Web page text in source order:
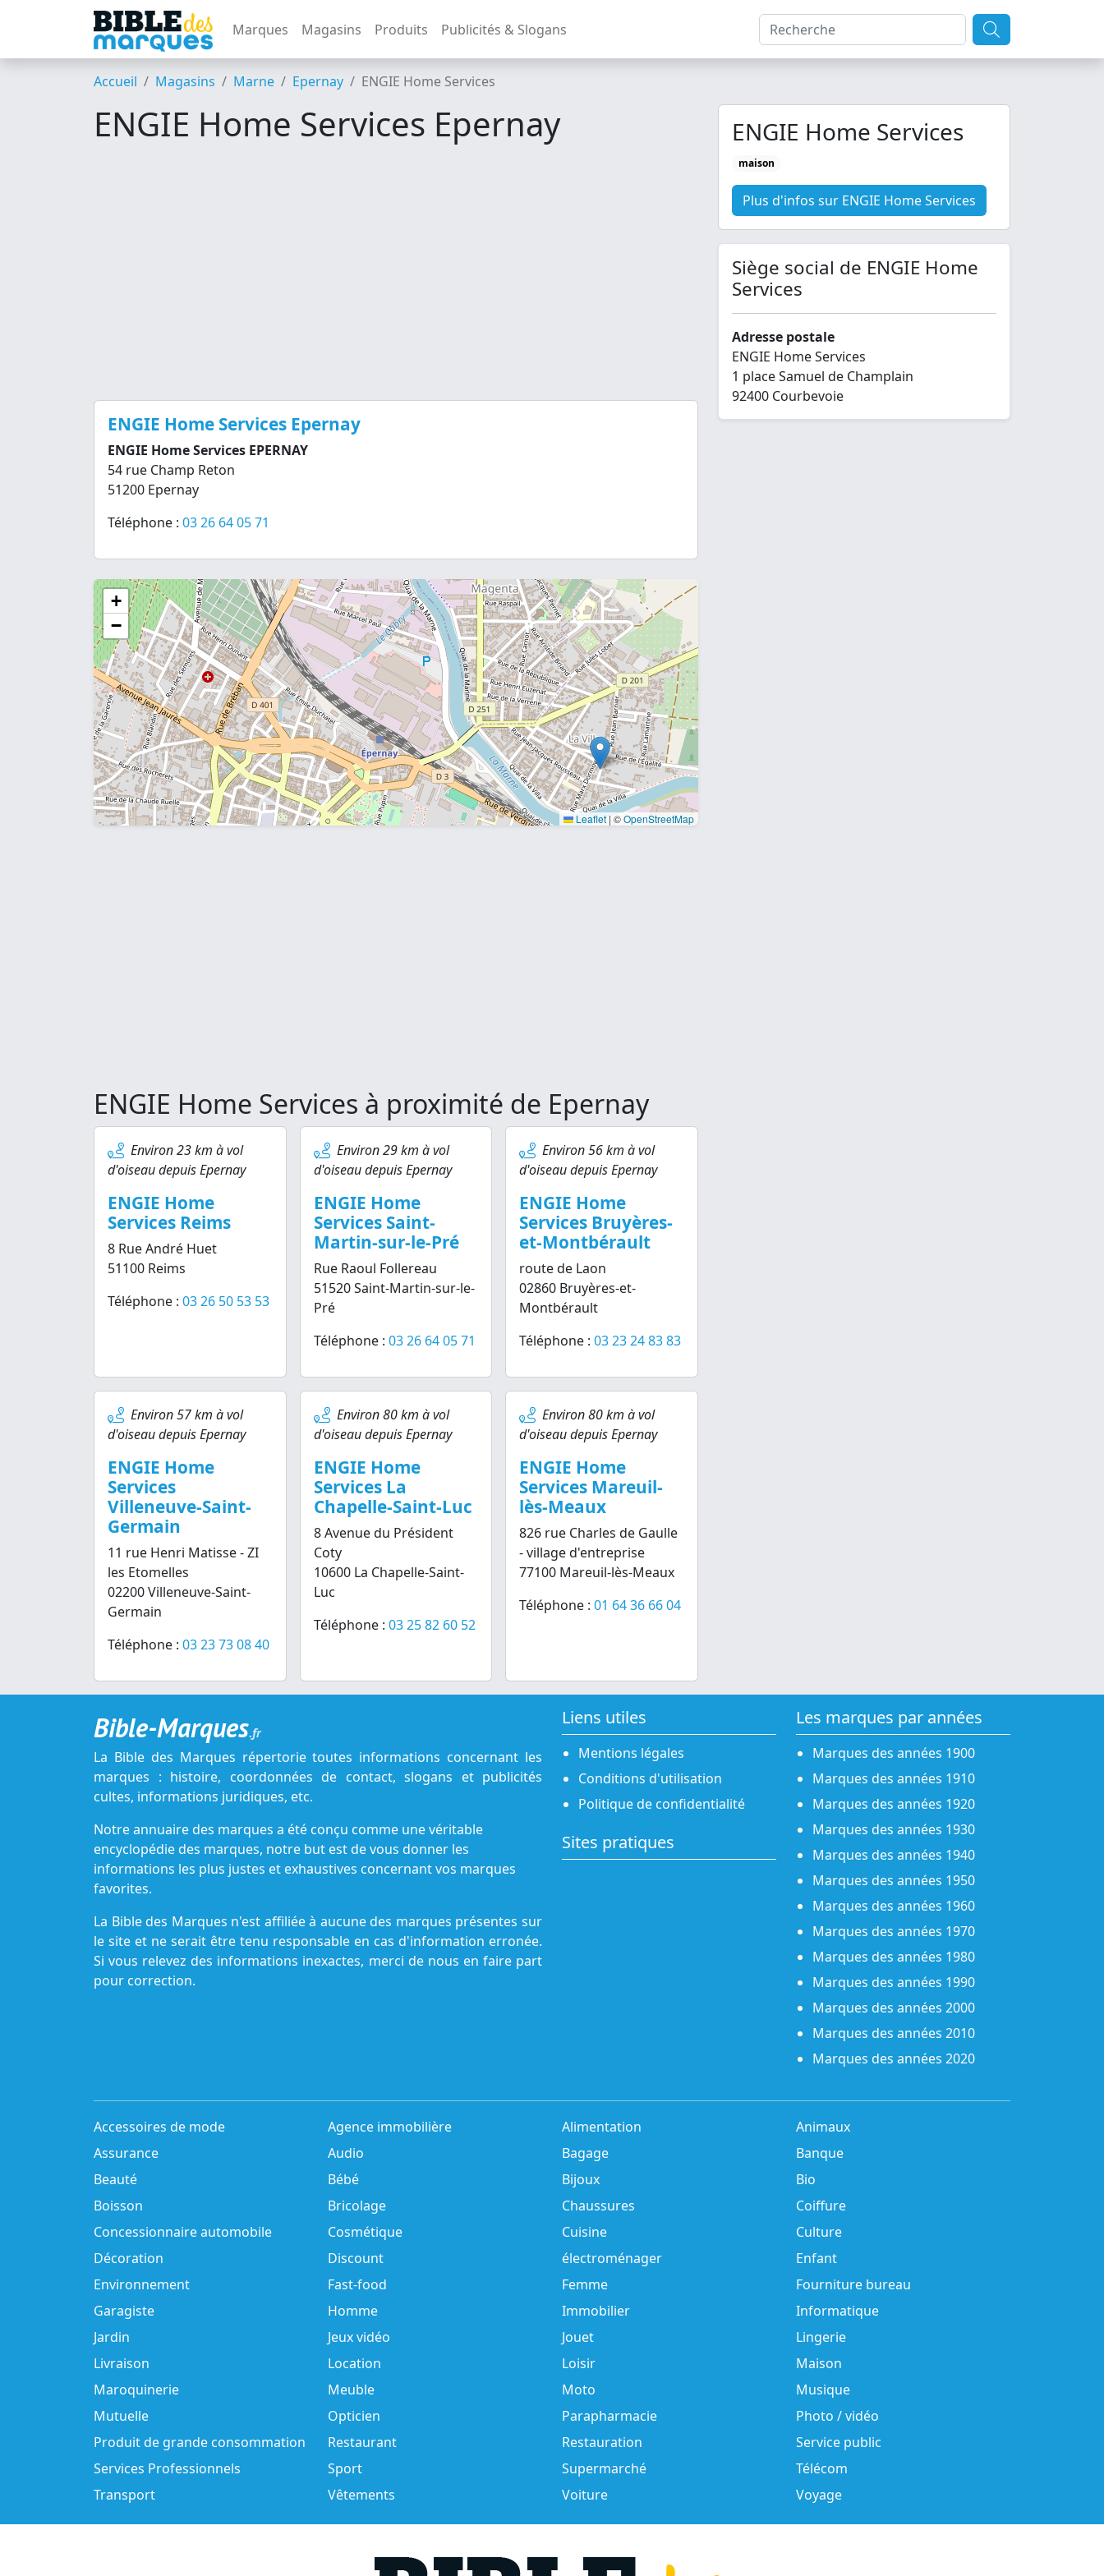
Marques Magasins Produits Publicités & Slogans
Accueil Magasins Marne Epernay ENGIE Home Services
ENGIE Home Services Epernay
ENGIE Home Services Epernay
ENGIE Home Services EPERNAY
54 rue Champ Reton
51200 Epernay
Téléphone : 03 26 64 05 71
+
−
Leaflet | ©OpenStreetMap
ENGIE Home Services à proximité de Epernay
Environ 23 km à vol
d'oiseau depuis Epernay
ENGIE Home
Services Reims
8 Rue André Huet
51100 Reims
Téléphone : 03 26 50 53 53
Environ 29 km à vol
d'oiseau depuis Epernay
ENGIE Home
Services Saint-
Martin-sur-le-Pré
Rue Raoul Follereau
51520 Saint-Martin-sur-le-
Pré
Téléphone : 03 26 64 05 71
Environ 56 km à vol
d'oiseau depuis Epernay
ENGIE Home
Services Bruyères-
et-Montbérault
route de Laon
02860 Bruyères-et-
Montbérault
Téléphone :03 23 24 83 83
Environ 57 km à vol
d'oiseau depuis Epernay
ENGIE Home
Services
Villeneuve-Saint-
Germain
11 rue Henri Matisse - ZI
les Etomelles
02200 Villeneuve-Saint-
Germain
Téléphone : 03 23 73 08 40
Environ 80 km à vol
d'oiseau depuis Epernay
ENGIE Home
Services La
Chapelle-Saint-Luc
8 Avenue du Président
Coty
10600 La Chapelle-Saint-
Luc
Téléphone : 03 25 82 60 52
Environ 80 km à vol
d'oiseau depuis Epernay
ENGIE Home
Services Mareuil-
lès-Meaux
826 rue Charles de Gaulle
- village d'entreprise
77100 Mareuil-lès-Meaux
Téléphone :01 64 36 66 04
ENGIE Home Services
maison
Plus d'infos sur ENGIE Home Services
Siège social de ENGIE Home
Services
Adresse postale
ENGIE Home Services
1 place Samuel de Champlain
92400 Courbevoie
Bible-Marques.fr
La Bible des Marques répertorie toutes informations concernant les
marques : histoire, coordonnées de contact, slogans et publicités
cultes, informations juridiques, etc.
Notre annuaire des marques a été conçu comme une véritable
encyclopédie des marques, notre but est de vous donner les
informations les plus justes et exhaustives concernant vos marques
favorites.
La Bible des Marques n'est affiliée à aucune des marques présentes sur
le site et ne serait être tenu responsable en cas d'information erronée.
Si vous relevez des informations inexactes, merci de nous en faire part
pour correction.
Liens utiles
Mentions légales
Conditions d'utilisation
Politique de confidentialité
Sites pratiques
Les marques par années
Marques des années 1900
Marques des années 1910
Marques des années 1920
Marques des années 1930
Marques des années 1940
Marques des années 1950
Marques des années 1960
Marques des années 1970
Marques des années 1980
Marques des années 1990
Marques des années 2000
Marques des années 2010
Marques des années 2020
Accessoires de mode Agence immobilière Alimentation
Animaux
Assurance
Audio Bagage
Banque
Beauté
Bébé Bijoux
Bio
Boisson
Bricolage Chaussures
Coiffure
Concessionnaire automobile
Cosmétique Cuisine
Culture
Décoration
Discount électroménager
Enfant
Environnement
Fast-food Femme
Fourniture bureau
Garagiste
Homme Immobilier
Informatique
Jardin
Jeux vidéo Jouet
Lingerie
Livraison
Location Loisir
Maison
Maroquinerie
Meuble Moto
Musique
Mutuelle
Opticien Parapharmacie
Photo / vidéo
Produit de grande consommation
Restaurant Restauration
Service public
Services Professionnels
Sport Supermarché
Télécom
Transport
Vêtements Voiture Voyage